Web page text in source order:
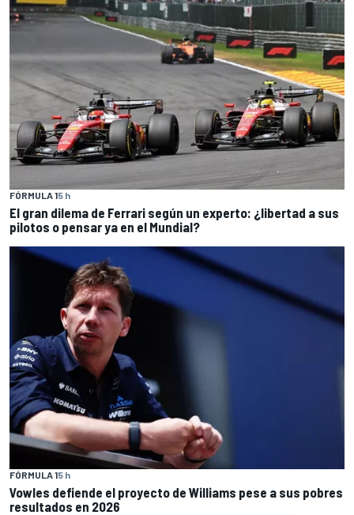
FÓRMULA 15 h
El gran dilema de Ferrari según un experto: ¿libertad a sus
pilotos o pensar ya en el Mundial?
FÓRMULA 15 h
Vowles defiende el proyecto de Williams pese a sus pobres
resultados en 2026